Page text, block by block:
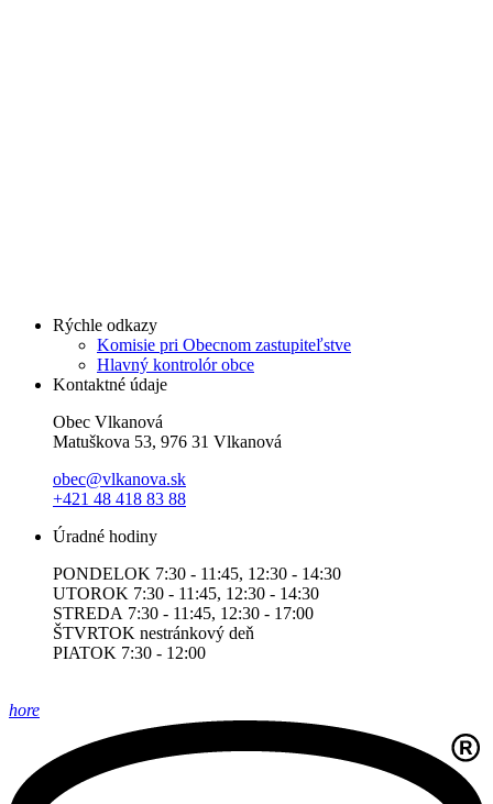
Rýchle odkazy
Komisie pri Obecnom zastupiteľstve
Hlavný kontrolór obce
Kontaktné údaje
Obec Vlkanová
Matuškova 53, 976 31 Vlkanová
obec@vlkanova.sk
+421 48 418 83 88
Úradné hodiny
PONDELOK 7:30 - 11:45, 12:30 - 14:30
UTOROK 7:30 - 11:45, 12:30 - 14:30
STREDA 7:30 - 11:45, 12:30 - 17:00
ŠTVRTOK nestránkový deň
PIATOK 7:30 - 12:00
hore